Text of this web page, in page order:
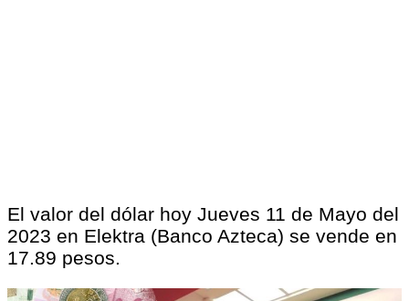
El valor del dólar hoy Jueves 11 de Mayo del
2023 en Elektra (Banco Azteca) se vende en
17.89 pesos.